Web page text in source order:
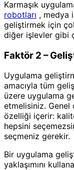
Karmaşık
robotları , medya
geliştirmek için
diğer işlevler gibi
Faktör 2 –
Uygulama
amacıyla tüm
üzere uygulama
etmelisiniz. Genel
özelliği içerir:
hepsini
seçmeniz gerekir.
Bir uygulama
yaklaşımını